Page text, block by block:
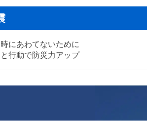
にあわてないために
行動で防災力アップ